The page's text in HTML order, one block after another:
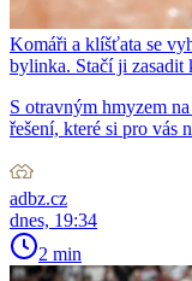
Komáři a klíšťata se
bylinka. Stačí ji zasadit
S otravným hmyzem
řešení, které si pro vás
adbz.cz
dnes, 19:34
2 min